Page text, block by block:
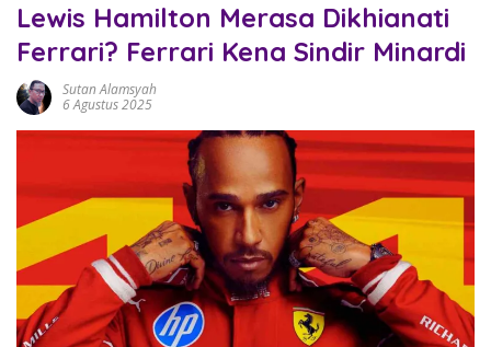
Lewis Hamilton Merasa Dikhianati
Ferrari? Ferrari Kena Sindir Minardi
Sutan Alamsyah
6 Agustus 2025